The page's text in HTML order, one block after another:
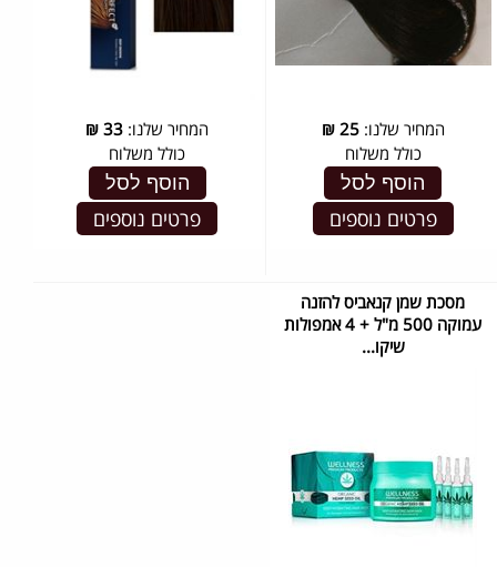
המחיר שלנו:25
₪
כולל משלוח
הוסף לסל
פרטים נוספים
המחיר שלנו: 33
₪
כולל משלוח
הוסף לסל
פרטים נוספים
מסכת שמן קנאביס להזנה
עמוקה 500 מ"ל + 4 אמפולות
שיקו...